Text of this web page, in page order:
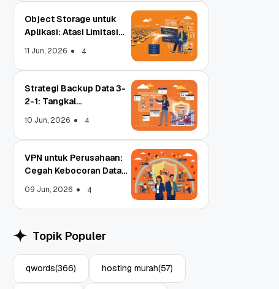
Apa
11 Jun, 2026 4
Object Storage untuk
Aplikasi: Atasi Limitasi
11 Jun, 2026 4
Strategi Backup Data 3-
2-1: Tangkal
10 Jun, 2026 4
VPN untuk Perusahaan:
Cegah Kebocoran Data
09 Jun, 2026 4
Topik Populer
qwords(366) hosting murah(57)